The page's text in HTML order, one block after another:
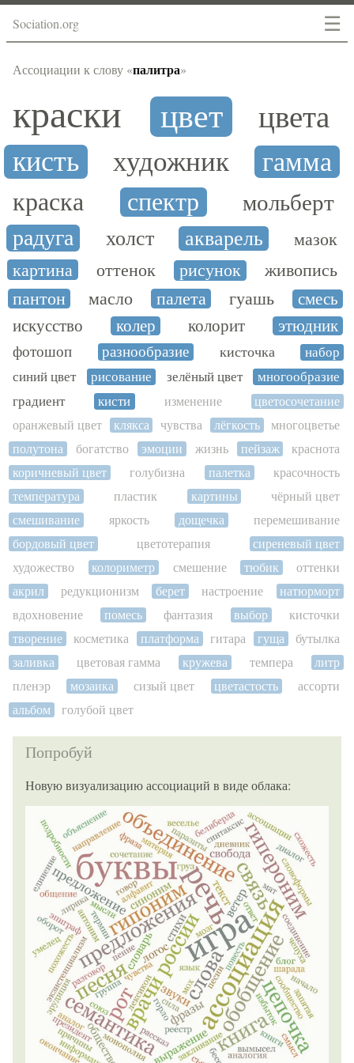
☰
Sociation.org
Ассоциации к слову «палитра»
краски цвет цвета
кисть художник гамма
краска спектр мольберт
радуга холст акварель
мазок
картина
оттенок рисунок
живопись
пантон
масло палета гуашь
смесь
искусство
колер колорит этюдник
фотошоп разнообразие кисточка
набор
синий цвет
рисование зелёный цвет
многообразие
градиент
кисти изменение
цветосочетание
оранжевый цвет
клякса чувства лёгкость
многоцветье
полутона
богатство эмоции жизнь пейзаж
краснота
коричневый цвет
голубизна палетка
красочность
температура
пластик картины
чёрный цвет
смешивание
яркость дощечка
перемешивание
бордовый цвет
цветотерапия
сиреневый цвет
художество
колориметр смешение тюбик
оттенки
акрил
редукционизм берет настроение
натюрморт
вдохновение
помесь фантазия выбор
кисточки
творение
косметика платформа гитара гуща
бутылка
заливка
цветовая гамма кружева темпера
литр
пленэр
мозаика сизый цвет цветастость
ассорти
альбом
голубой цвет
Попробуй
Новую визуализацию ассоциаций в виде облака: